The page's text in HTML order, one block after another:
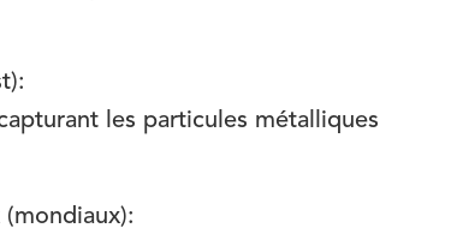
les particules métalliques